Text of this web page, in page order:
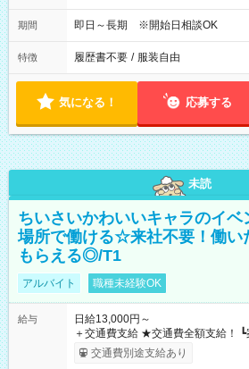
期間 即日～長期 ※開始日相談OK
特徴 履歴書不要 / 服装自由
気になる！ 応募する
未読
ちいさいかわいいキャラのイベ
場所で働ける☆来社不要！働い
もらえる◎/T1
アルバイト 職種未経験OK
給与
日給13,000円～
＋交通費支給 ★交通費全額支給！ ┗案件により規定あり ★日払
いOK！（規定あり） ┗働いたその
ンビニATMから 日払い分を引き落とせます！
交通費別途支給あり